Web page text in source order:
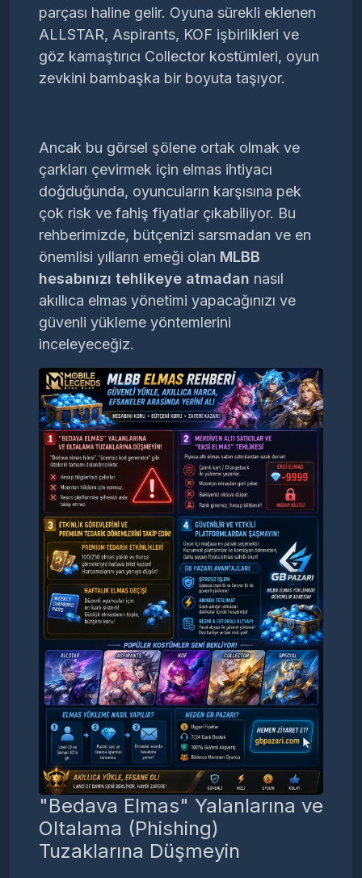
parçası haline gelir. Oyuna sürekli eklenen
ALLSTAR, Aspirants, KOF işbirlikleri ve
göz kamaştırıcı Collector kostümleri, oyun
zevkini bambaşka bir boyuta taşıyor.
Ancak bu görsel şölene ortak olmak ve
çarkları çevirmek için elmas ihtiyacı
doğduğunda, oyuncuların karşısına pek
çok risk ve fahiş fiyatlar çıkabiliyor. Bu
rehberimizde, bütçenizi sarsmadan ve en
önemlisi yılların emeği olan MLBB
hesabınızı tehlikeye atmadan nasıl
akıllıca elmas yönetimi yapacağınızı ve
güvenli yükleme yöntemlerini
inceleyeceğiz.
"Bedava Elmas" Yalanlarına ve
Oltalama (Phishing)
Tuzaklarına Düşmeyin